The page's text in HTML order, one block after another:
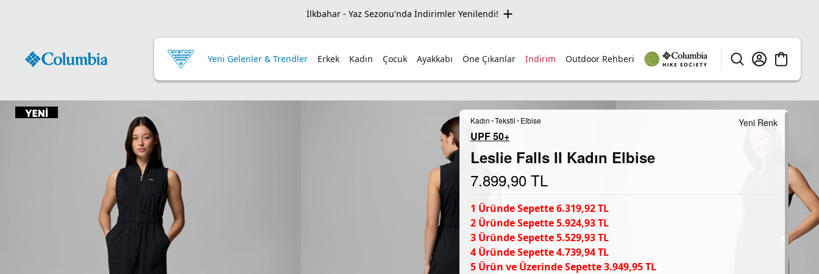
İlkbahar - Yaz Sezonu'nda İndirimler Yenilendi!
Yeni Gelenler & Trendler Erkek Kadın Çocuk Ayakkabı Öne Çıkanlar İndirim Outdoor Rehberi
Kadın•Tekstil•Elbise Yeni Renk
UPF 50+
Leslie Falls II Kadın Elbise
7.899,90 TL
1 Üründe Sepette 6.319,92 TL
2 Üründe Sepette 5.924,93 TL
3 Üründe Sepette 5.529,93 TL
4 Üründe Sepette 4.739,94 TL
5 Ürün ve Üzerinde Sepette 3.949,95 TL